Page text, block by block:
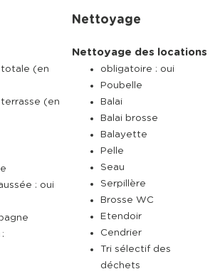
(en
(en
: oui
Nettoyage
Nettoyage des locations
obligatoire : oui
Poubelle
Balai
Balai brosse
Balayette
Pelle
Seau
Serpillère
Brosse WC
Etendoir
Cendrier
Tri sélectif des
déchets